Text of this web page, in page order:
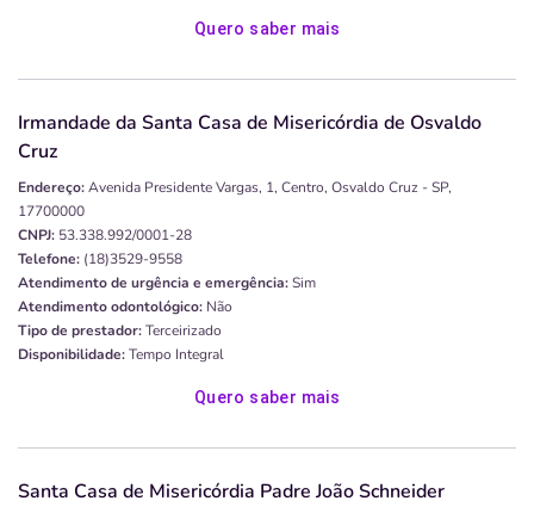
Quero saber mais
Irmandade da Santa Casa de Misericórdia de Osvaldo
Cruz
Endereço:Avenida Presidente Vargas, 1, Centro, Osvaldo Cruz - SP,
17700000
CNPJ: 53.338.992/0001-28
Telefone: (18)3529-9558
Atendimento de urgência e emergência:Sim
Atendimento odontológico: Não
Tipo de prestador:Terceirizado
Disponibilidade:Tempo Integral
Quero saber mais
Santa Casa de Misericórdia Padre João Schneider